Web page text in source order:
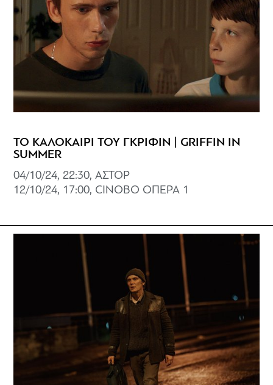
ΤΟ ΚΑΛΟΚΑΙΡΙ ΤΟΥ ΓΚΡΙΦΙΝ | GRIFFIN IN
SUMMER
04/10/24, 22:30, ΑΣΤΟΡ
12/10/24, 17:00, CINOBO ΟΠΕΡΑ 1